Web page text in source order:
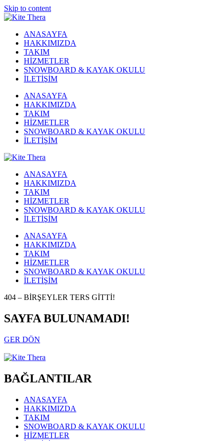
Skip to content
ANASAYFA
HAKKIMIZDA
TAKIM
HİZMETLER
SNOWBOARD & KAYAK OKULU
İLETİŞİM
ANASAYFA
HAKKIMIZDA
TAKIM
HİZMETLER
SNOWBOARD & KAYAK OKULU
İLETİŞİM
ANASAYFA
HAKKIMIZDA
TAKIM
HİZMETLER
SNOWBOARD & KAYAK OKULU
İLETİŞİM
ANASAYFA
HAKKIMIZDA
TAKIM
HİZMETLER
SNOWBOARD & KAYAK OKULU
İLETİŞİM
404 – BİRŞEYLER TERS GİTTİ!
SAYFA BULUNAMADI!
GER DÖN
BAĞLANTILAR
ANASAYFA
HAKKIMIZDA
TAKIM
SNOWBOARD & KAYAK OKULU
HİZMETLER